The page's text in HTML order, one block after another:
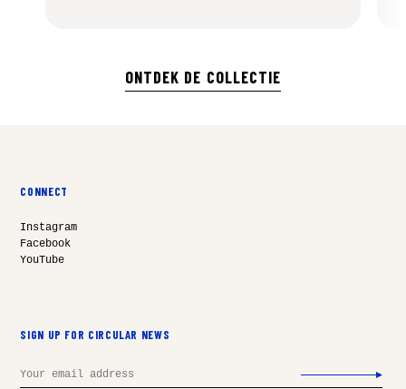
ONTDEK DE COLLECTIE
CONNECT
Instagram
Facebook
YouTube
SIGN UP FOR CIRCULAR NEWS
Email